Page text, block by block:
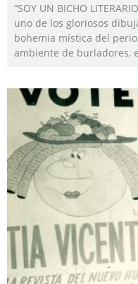
“SOY UN BICHO
uno de los gloriosos
bohemia mística del
ambiente de burladores,